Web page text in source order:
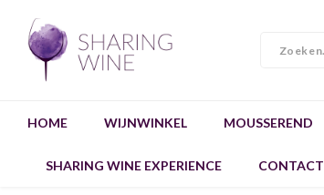
HOME WIJNWINKEL MOUSSEREND
SHARING WINE EXPERIENCE CONTACT